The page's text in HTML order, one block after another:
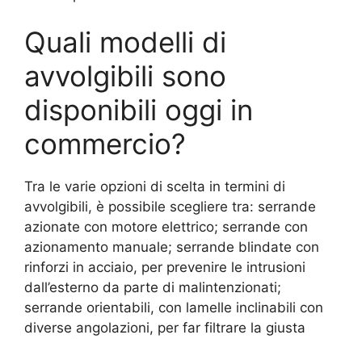
Quali modelli di
avvolgibili sono
disponibili oggi in
commercio?
Tra le varie opzioni di scelta in termini di
avvolgibili, è possibile scegliere tra: serrande
azionate con motore elettrico; serrande con
azionamento manuale; serrande blindate con
rinforzi in acciaio, per prevenire le intrusioni
dall’esterno da parte di malintenzionati;
serrande orientabili, con lamelle inclinabili con
diverse angolazioni, per far filtrare la giusta